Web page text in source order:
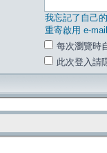
我忘記了自己
重寄啟用 e-mail
每次瀏覽時
此次登入請